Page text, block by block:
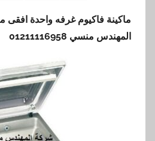
المهندس منسي 01211116958